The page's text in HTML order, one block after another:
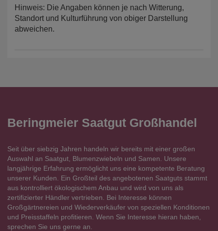
Hinweis: Die Angaben können je nach Witterung,
Standort und Kulturführung von obiger Darstellung
abweichen.
Beringmeier Saatgut Großhandel
Seit über siebzig Jahren handeln wir bereits mit einer großen
Auswahl an Saatgut, Blumenzwiebeln und Samen. Unsere
langjährige Erfahrung ermöglicht uns eine kompetente Beratung
unserer Kunden. Ein Großteil des angebotenen Saatguts stammt
aus kontrolliert ökologischem Anbau und wird von uns als
zertifizierter Händler vertrieben. Bei Interesse können
Großgärtnereien und Wiederverkäufer von speziellen Konditionen
und Preisstaffeln profitieren. Wenn Sie Interesse hieran haben,
sprechen Sie uns gerne an.